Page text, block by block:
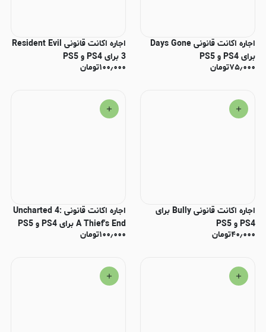
اجاره اکانت قانونی Days Gone
برای PS4 و PS5
۷۵٫۰۰۰تومان
اجاره اکانت قانونی Resident Evil
3 برای PS4 و PS5
۱۰۰٫۰۰۰تومان
اجاره اکانت قانونی Bully برای
PS4 و PS5
۴۰٫۰۰۰تومان
اجاره اکانت قانونی Uncharted 4:
A Thief's End برای PS4 و PS5
۱۰۰٫۰۰۰تومان